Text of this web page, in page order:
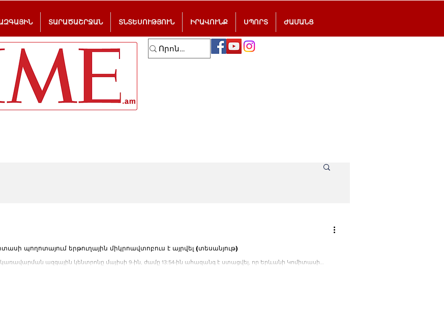
ՏԱՐԱԾԱՇՐՋԱՆ ՏՆՏԵՍՈՒԹՅՈՒՆ ԻՐԱՎՈՒՆՔ ՍՊՈՐՏ ԺԱՄԱՆՑ
պողոտայում երթուղային միկրոավտոբուս է այրվել (տեսանյութ)
ազգային կենտրոնը մայիսի 9-ին, ժամը 13:54-ին ահազանգ է ստացվել, որ Երևանի Կոմիտասի